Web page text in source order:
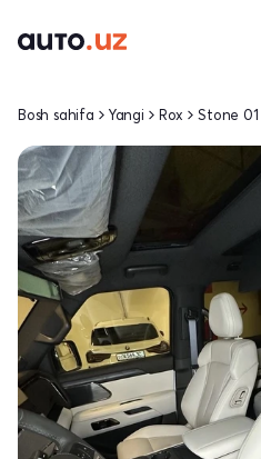
Bosh sahifa Yangi Rox Stone 01